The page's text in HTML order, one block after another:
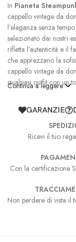
In Pianeta
cappello vintage da
l’eleganza senza
selezionato dai nostri
rifletta l’autenticità e il
che apprezzano la
cappello vintage da
qualsiasi outfit con un
I cappelli vintage sono
Pianeta Steampunk™
cappelli steampunk
della moda. Ogni
l’autenticità. Dai
decorati con fiori
Lo stile steampunk, con
moda che unisce il
Continua a leggere
GARANZIE
Ricevi il tuo
Con la certificazione
Non perdere di vista il